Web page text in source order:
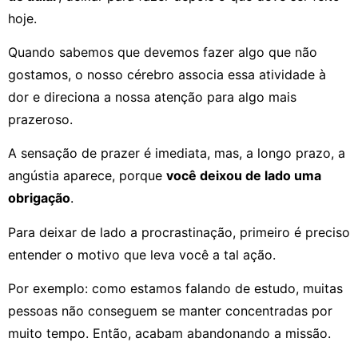
hoje.
Quando sabemos que devemos fazer algo que não
gostamos, o nosso cérebro associa essa atividade à
dor e direciona a nossa atenção para algo mais
prazeroso.
A sensação de prazer é imediata, mas, a longo prazo, a
angústia aparece, porque você deixou de lado uma
obrigação.
Para deixar de lado a procrastinação, primeiro é preciso
entender o motivo que leva você a tal ação.
Por exemplo: como estamos falando de estudo, muitas
pessoas não conseguem se manter concentradas por
muito tempo. Então, acabam abandonando a missão.